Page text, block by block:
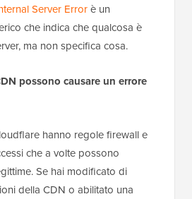
Server Errorè un
che indica che qualcosa è
ma non specifica cosa.
possono causare un errore
hanno regole firewall e
che a volte possono
Se hai modificato di
della CDN o abilitato una